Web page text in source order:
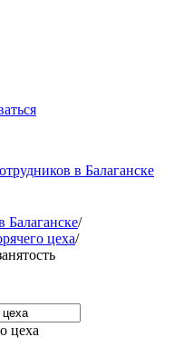
в Балаганске
Балаганске/
цеха/
цеха